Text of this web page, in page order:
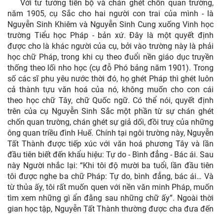
Với tư tưởng tiến bộ và chán ghét chốn quan trường,
năm 1905, cụ Sắc cho hai người con trai của mình - là
Nguyễn Sinh Khiêm và Nguyễn Sinh Cung xuống Vinh học
trường Tiểu học Pháp - bản xứ. Đây là một quyết định
được cho là khác người của cụ, bởi vào trường này là phải
học chữ Pháp, trong khi cụ theo đuổi nền giáo dục truyền
thống theo lối nho học (cụ đỗ Phó bảng năm 1901). Trong
số các sĩ phu yêu nước thời đó, họ ghét Pháp thì ghét luôn
cả thành tựu văn hoá của nó, không muốn cho con cái
theo học chữ Tây, chữ Quốc ngữ. Có thể nói, quyết định
trên của cụ Nguyễn Sinh Sắc một phần từ sự chán ghét
chốn quan trường, chán ghét sự giả dối, đồi truỵ của những
ông quan triều đình Huế. Chính tại ngôi trường này, Nguyễn
Tất Thành được tiếp xúc với văn hoá phương Tây và lần
đầu tiên biết đến khẩu hiệu: Tự do - Bình đẳng - Bác ái. Sau
này Người nhắc lại: “Khi tôi độ mười ba tuổi, lần đầu tiên
tôi được nghe ba chữ Pháp: Tự do, bình đẳng, bác ái… Và
từ thủa ấy, tôi rất muốn quen với nền văn minh Pháp, muốn
tìm xem những gì ẩn đằng sau những chữ ấy”. Ngoài thời
gian học tập, Nguyễn Tất Thành thường được cha đưa đến